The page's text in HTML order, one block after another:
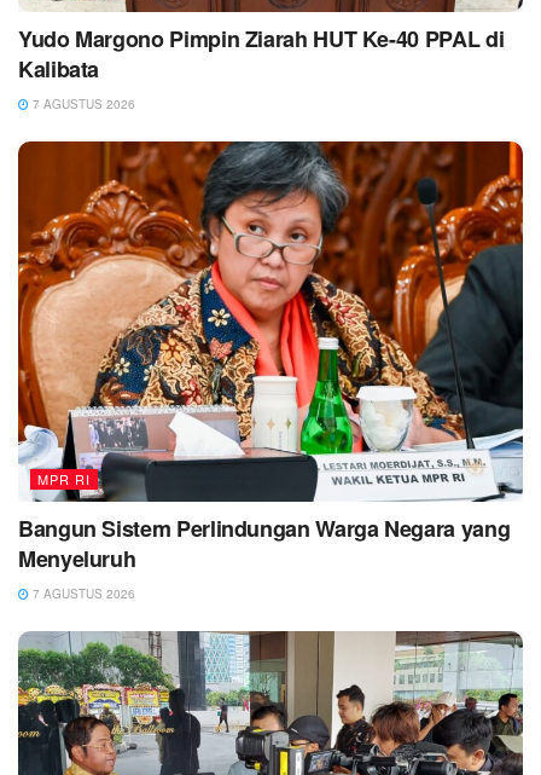
Yudo Margono Pimpin Ziarah HUT Ke-40 PPAL di
Kalibata
7 AGUSTUS 2026
MPR RI
Bangun Sistem Perlindungan Warga Negara yang
Menyeluruh
7 AGUSTUS 2026